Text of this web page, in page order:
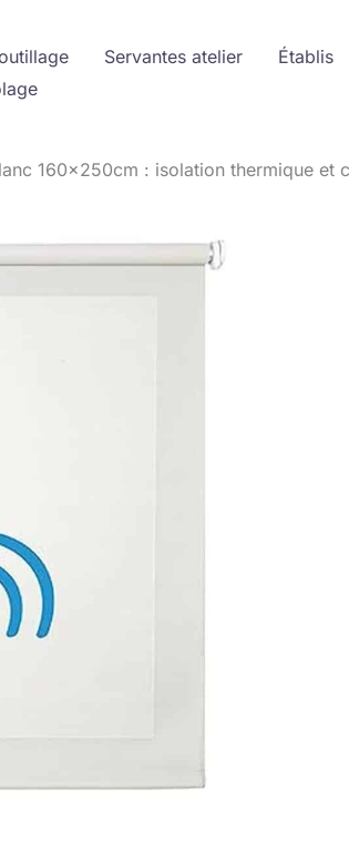
Servantes atelier Établis
160x250cm : isolation thermique et